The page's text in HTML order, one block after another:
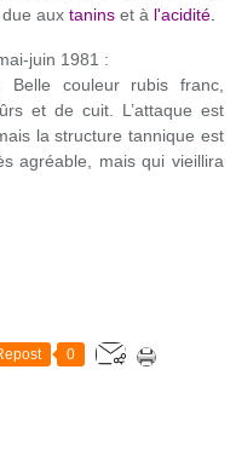
aux tanins et à l'acidité
juin 1981 :
couleur rubis franc,
et de cuit. L’attaque est
la structure tannique est
agréable, mais qui vieillira
0